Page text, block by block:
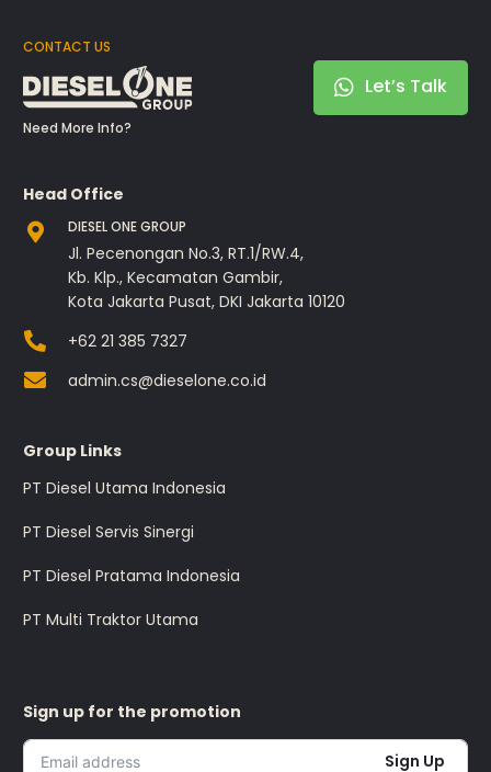
CONTACT US
Need More Info?
Let’s Talk
Head Office
DIESEL ONE GROUP
Jl. Pecenongan No.3, RT.1/RW.4,
Kb. Klp., Kecamatan Gambir,
Kota Jakarta Pusat, DKI Jakarta 10120
+62 21 385 7327
admin.cs@dieselone.co.id
Group Links
PT Diesel Utama Indonesia
PT Diesel Servis Sinergi
PT Diesel Pratama Indonesia
PT Multi Traktor Utama
Sign up for the promotion
Sign Up